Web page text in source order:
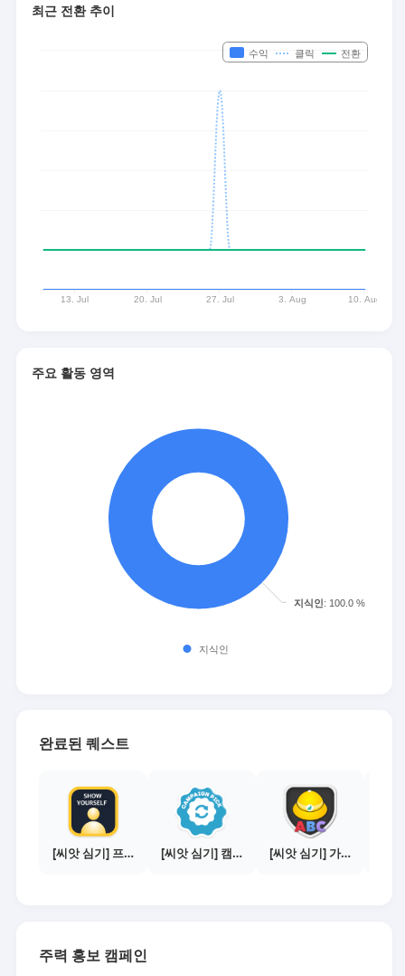
최근 전환 추이
주요 활동 영역
완료된 퀘스트
[씨앗 심기] 프로필 사진 등록하기 [씨앗 심기] 캠페인 전환하기 [씨앗 심기] 가이드보기 - 매체별 활동 가이드
주력 홍보 캠페인